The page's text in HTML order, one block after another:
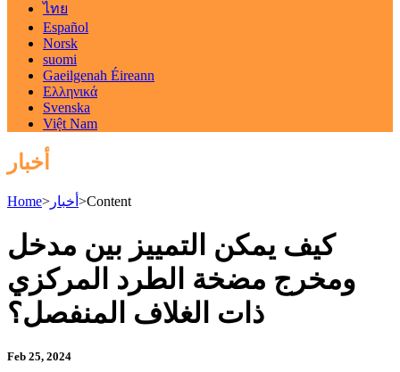
ไทย
Español
Norsk
suomi
Gaeilgenah Éireann
Ελληνικά
Svenska
Việt Nam
أخبار
Home> أخبار >Content
كيف يمكن التمييز بين مدخل
ومخرج مضخة الطرد المركزي
ذات الغلاف المنفصل؟
Feb 25, 2024